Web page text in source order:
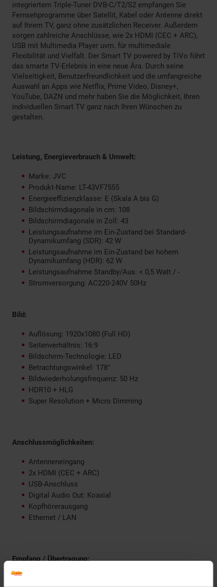
integriertem Triple-Tuner DVB-C/T2/S2 empfangen Sie
Fernsehprogramme über Satellit, Kabel oder Antenne direkt
auf Ihrem TV, ganz ohne zusätzlichen Receiver. Außerdem
sorgen zahlreiche Anschlüsse, wie 2x HDMI (CEC + ARC),
USB mit Multimedia Player uvm. für multimediale
Flexibilität und Vielfalt. Der Smart TV powered by TiVo führt
das smarte TV-Erlebnis in eine neue Ära. Durch seine
Vielseitigkeit, Benutzerfreundlichkeit und die umfangreiche
Auswahl an Apps wie Netflix, Prime Video, Disney+,
YouTube, DAZN und mehr haben Sie die Möglichkeit, Ihren
individuellen Smart TV ganz nach Ihren Wünschen zu
gestalten.
Leistung, Energieverbrauch & Umwelt:
Marke: JVC
Produkt-Name: LT-43VF7555
Energieeffizienzklasse: E (Skala A bis G)
Bildschirmdiagonale in cm: 108
Bildschirmdiagonale in Zoll: 43
Leistungsaufnahme im Ein-Zustand bei Standard-
Dynamikumfang (SDR): 42 W
Leistungsaufnahme im Ein-Zustand bei hohem
Dynamikumfang (HDR): 62 W
Leistungsaufnahme Standby/Aus: < 0,5 Watt / -
Stromversorgung: AC220-240V 50Hz
Bild:
Auflösung: 1920x1080 (Full HD)
Seitenverhältnis: 16:9
Bildschirm-Technologie: LED
Betrachtungswinkel: 178°
Bildwiederholungsfrequenz: 50 Hz
HDR10 + HLG
Super Resolution + Micro Dimming
Anschlussmöglichkeiten:
Antenneneingang
2x HDMI (CEC + ARC)
USB-Anschluss
Digital Audio Out: Koaxial
Kopfhörerausgang
Ethernet / LAN
Empfang / Übertragung: